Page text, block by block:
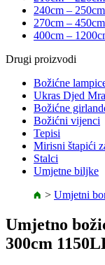
240cm – 250cm
270cm – 450cm
400cm –
Drugi proizvodi
Božićne
Ukras Djed
Božićne
Božićni vijenci
Tepisi
Mirisni štapići
Stalci
Umjetne biljke
> Umjetni
Umjetno
300cm